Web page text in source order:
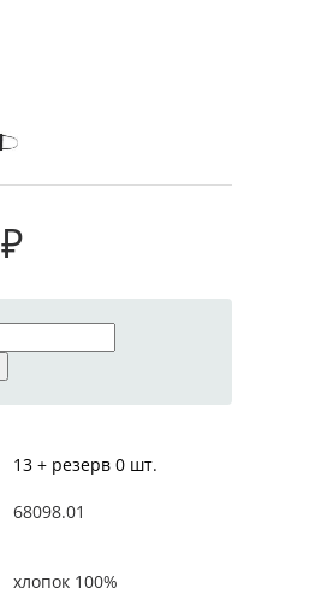
₽
13 + резерв 0 шт.
68098.01
хлопок 100%